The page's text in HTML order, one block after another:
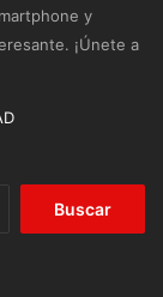
y
¡Únete a